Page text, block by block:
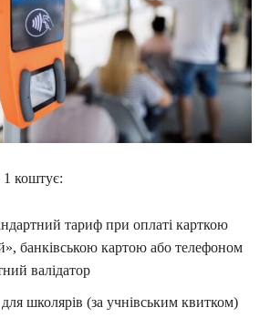
1 коштує:
тариф при оплаті карткою
банківською картою або телефоном
валідатор
школярів (за учнівським квитком)